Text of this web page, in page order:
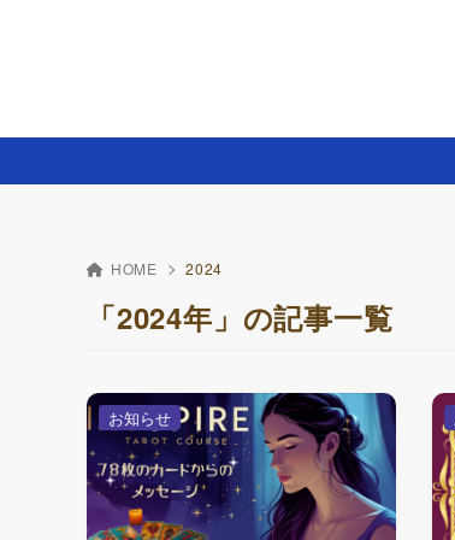
HOME 2024
「2024年」の記事一覧
お知らせ